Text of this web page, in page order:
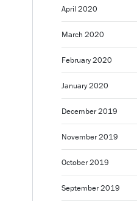
April 2020
March 2020
February 2020
January 2020
December 2019
November 2019
October 2019
September 2019